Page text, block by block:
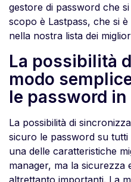
gestore di password che
scopo è Lastpass, che si
nella nostra lista dei
La possibilità
modo
le password
La possibilità di
sicuro le password su
una delle caratteristiche
manager, ma la sicurezza